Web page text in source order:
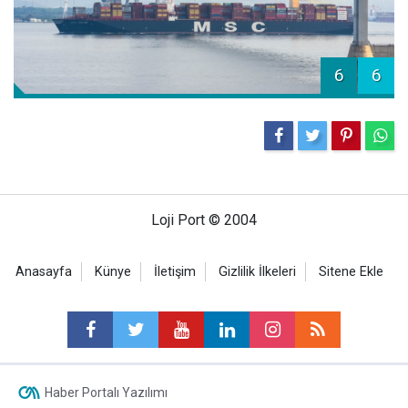
6 6
Loji Port © 2004
Anasayfa Künye İletişim Gizlilik İlkeleri Sitene Ekle
Haber Portalı Yazılımı